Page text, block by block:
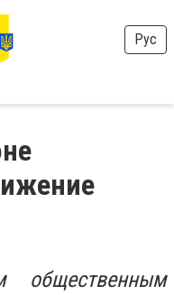
Рус
общественным